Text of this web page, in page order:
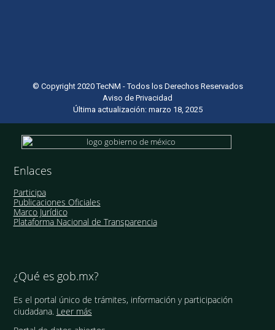
© Copyright 2020 TecNM - Todos los Derechos Reservados
Aviso de Privacidad
Última actualización: marzo 18, 2025
Enlaces
Participa
Publicaciones Oficiales
Marco Jurídico
Plataforma Nacional de Transparencia
¿Qué es gob.mx?
Es el portal único de trámites, información y participación
ciudadana. Leer más